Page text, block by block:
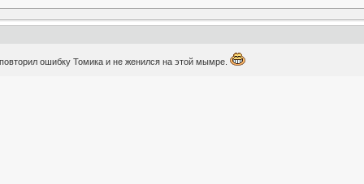
ошибку Томика и не женился на этой мымре.